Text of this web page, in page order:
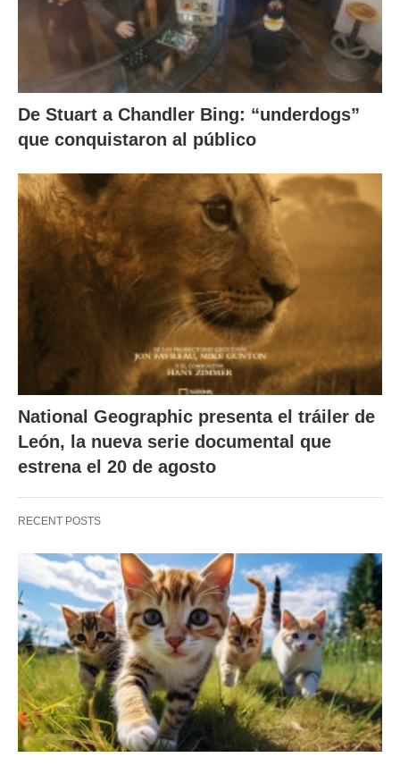
De Stuart a Chandler Bing: “underdogs”
que conquistaron al público
National Geographic presenta el tráiler de
León, la nueva serie documental que
estrena el 20 de agosto
RECENT POSTS